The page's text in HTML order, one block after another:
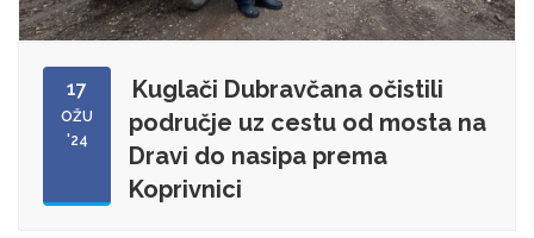
17
OŽU
'24
Kuglači Dubravčana očistili
područje uz cestu od mosta na
Dravi do nasipa prema
Koprivnici